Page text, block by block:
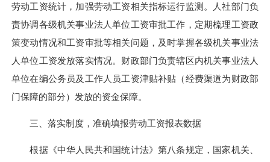
劳动工资统计，加强劳动工资相关指标运行监测。人社部门负
责协调各级机关事业法人单位工资审批工作，定期梳理工资政
策变动情况和工资审批等相关问题，及时掌握各级机关事业法
人单位工资发放落实情况。财政部门负责辖区内机关事业法人
单位在编公务员及工作人员工资津贴补贴（经费渠道为财政部
门保障的部分）发放的资金保障。
三、落实制度，准确填报劳动工资报表数据
根据《中华人民共和国统计法》第八条规定，国家机关、